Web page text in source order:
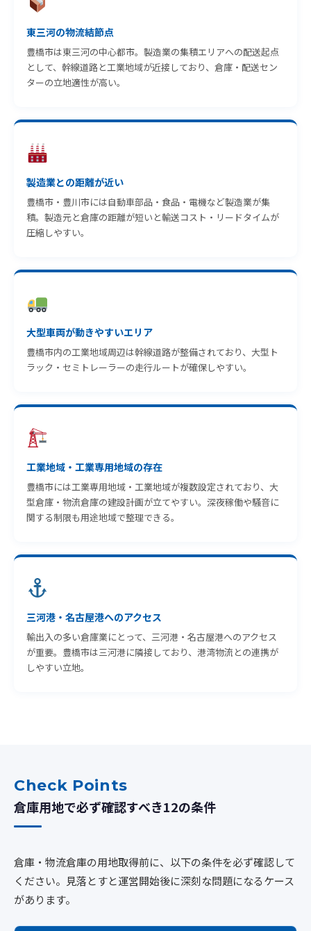
東三河の物流結節点
豊橋市は東三河の中心都市。製造業の集積エリアへの配送起点
として、幹線道路と工業地域が近接しており、倉庫・配送セン
ターの立地適性が高い。
製造業との距離が近い
豊橋市・豊川市には自動車部品・食品・電機など製造業が集
積。製造元と倉庫の距離が短いと輸送コスト・リードタイムが
圧縮しやすい。
大型車両が動きやすいエリア
豊橋市内の工業地域周辺は幹線道路が整備されており、大型ト
ラック・セミトレーラーの走行ルートが確保しやすい。
工業地域・工業専用地域の存在
豊橋市には工業専用地域・工業地域が複数設定されており、大
型倉庫・物流倉庫の建設計画が立てやすい。深夜稼働や騒音に
関する制限も用途地域で整理できる。
三河港・名古屋港へのアクセス
輸出入の多い倉庫業にとって、三河港・名古屋港へのアクセス
が重要。豊橋市は三河港に隣接しており、港湾物流との連携が
しやすい立地。
Check Points
倉庫用地で必ず確認すべき12の条件
倉庫・物流倉庫の用地取得前に、以下の条件を必ず確認して
ください。見落とすと運営開始後に深刻な問題になるケース
があります。